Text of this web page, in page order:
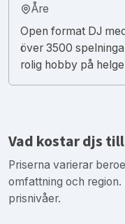
Åre
Open format DJ
över 3500
rolig hobby på
Vad kostar djs
Priserna varierar
omfattning och
prisnivåer.